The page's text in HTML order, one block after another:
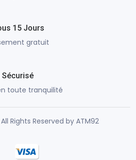
15 Jours
gratuit
Sécurisé
toute tranquilité
Rights Reserved by ATM92